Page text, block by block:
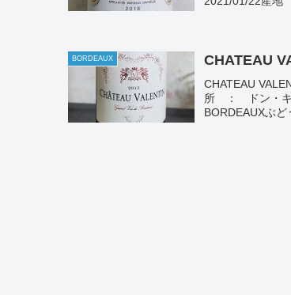
BORDEAUX CHATEAU
CHATEAU
所 ： ドン・
BORDEAUXぶど